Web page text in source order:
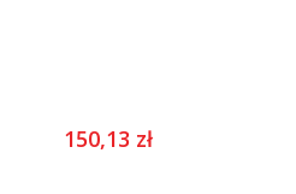
150,13 zł